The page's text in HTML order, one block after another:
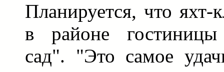
Планируется, что яхт-
в районе гостиницы
сад". "Это самое